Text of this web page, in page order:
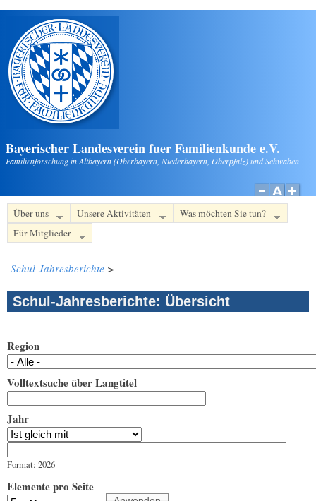
Direkt zum Inhalt
Bayerischer Landesverein fuer Familienkunde e.V.
Familienforschung in Altbayern (Oberbayern, Niederbayern, Oberpfalz) und Schwaben
Über uns Unsere Aktivitäten
Was möchten Sie tun?
Für Mitglieder
Schul-Jahresberichte >
Schul-Jahresberichte: Übersicht
Region
Volltextsuche über Langtitel
Jahr
Format: 2026
Elemente pro Seite